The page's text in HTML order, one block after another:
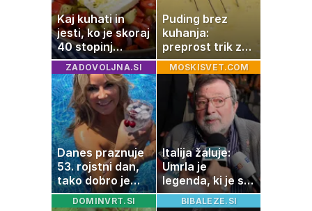
Kaj kuhati in
jesti, ko je skoraj
40 stopinj
Celzija: 5 kosil
brez prižiganja
pečice
Puding brez
kuhanja:
preprost trik za
pripravo v le
nekaj minutah
ZADOVOLJNA.SI
Danes praznuje
53. rojstni dan,
tako dobro je
videti znana
Slovenka
MOSKISVET.COM
Italija žaluje:
Umrla je
legenda, ki je s
svojimi pesmimi
zaznamovala
DOMINVRT.SI BIBALEZE.SI